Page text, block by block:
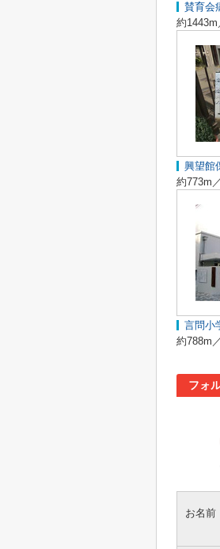
賛育会
約1443m
興望館
約773m
言問小
約788m
フォ
お名前